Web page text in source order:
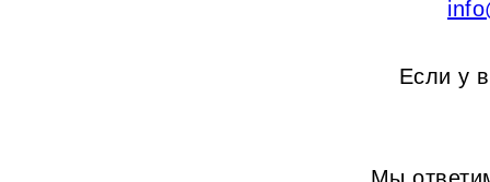
Если у